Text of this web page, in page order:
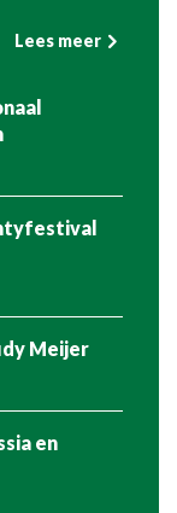
Lees meer
Meijer
en